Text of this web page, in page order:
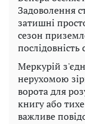
Задоволення
затишні
сезон
Меркурій
нерухомою
ворота для
книгу або
важливе